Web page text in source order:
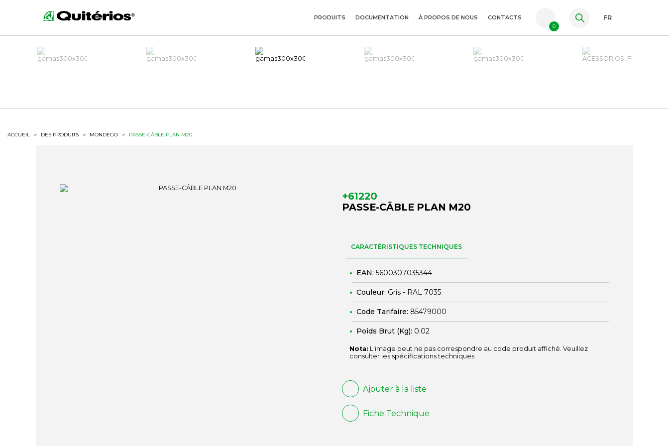
ES
PRODUITS DOCUMENTATION À PROPOS DE NOUS CONTACTS
0
FR
ACCUEIL > DES PRODUITS > MONDEGO > PASSE-CÂBLE PLAN M20
+61220
PASSE-CÂBLE PLAN M20
CARACTÉRISTIQUES TECHNIQUES
EAN: 5600307035344
Couleur: Gris - RAL 7035
Code Tarifaire: 85479000
Poids Brut (Kg): 0.02
Nota: L'image peut ne pas correspondre au code produit affiché. Veuillez
consulter les spécifications techniques.
Ajouter à la liste
Fiche Technique